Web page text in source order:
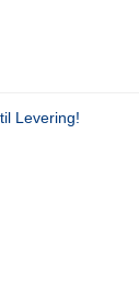
Levering!